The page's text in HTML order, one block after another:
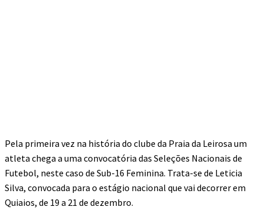
Pela primeira vez na história do clube da Praia da Leirosa um
atleta chega a uma convocatória das Seleções Nacionais de
Futebol, neste caso de Sub-16 Feminina. Trata-se de Leticia
Silva, convocada para o estágio nacional que vai decorrer em
Quiaios, de 19 a 21 de dezembro.